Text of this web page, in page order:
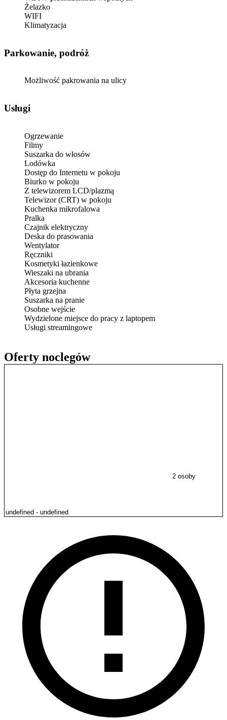
Oferty noclegów
2 osoby
Żelazko
WIFI
Klimatyzacja
Parkowanie, podróż
Możliwość pakrowania na ulicy
Usługi
Ogrzewanie
Filmy
Suszarka do włosów
Lodówka
Dostęp do Internetu w pokoju
Biurko w pokoju
Z telewizorem LCD/plazmą
Telewizor (CRT) w pokoju
Kuchenka mikrofalowa
Pralka
Czajnik elektryczny
Deska do prasowania
Wentylator
Ręczniki
Kosmetyki łazienkowe
Wieszaki na ubrania
Akcesoria kuchenne
Płyta grzejna
Suszarka na pranie
Osobne wejście
Wydzielone miejsce do pracy z laptopem
Usługi streamingowe